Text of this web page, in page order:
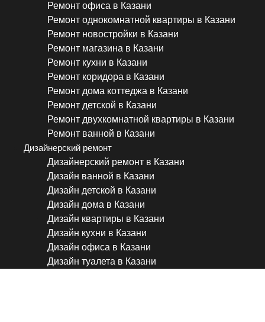
Ремонт офиса в Казани
Ремонт однокомнатной квартиры в Казани
Ремонт новостройки в Казани
Ремонт магазина в Казани
Ремонт кухни в Казани
Ремонт коридора в Казани
Ремонт дома коттеджа в Казани
Ремонт детской в Казани
Ремонт двухкомнатной квартиры в Казани
Ремонт ванной в Казани
Дизайнерский ремонт
Дизайнерский ремонт в Казани
Дизайн ванной в Казани
Дизайн детской в Казани
Дизайн дома в Казани
Дизайн квартиры в Казани
Дизайн кухни в Казани
Дизайн офиса в Казани
Дизайн туалета в Казани